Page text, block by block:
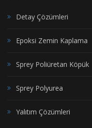
Detay Çözümleri
Epoksi Zemin Kaplama
Sprey Poliüretan Köpük
Sprey Polyurea
Yalıtım Çözümleri